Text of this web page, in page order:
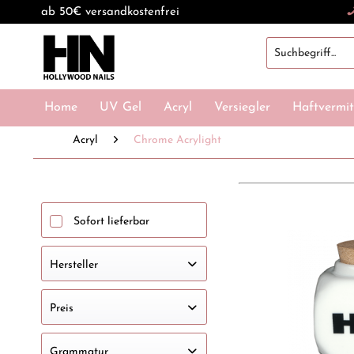
ab 50€ versandkostenfrei
Home UV Gel Acryl Versiegler
Acryl Chrome Acrylight
Sofort lieferbar
Hersteller
Preis